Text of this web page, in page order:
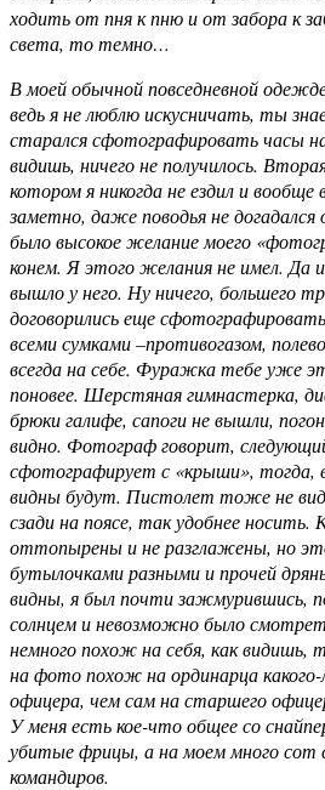
ходить от пня к пню и от забора к
света, то темно…
В моей обычной повседневной
ведь я не люблю искусничать, ты
старался сфотографировать часы
видишь, ничего не получилось.
котором я никогда не ездил и вообще
заметно, даже поводья не
было высокое желание моего
конем. Я этого желания не имел. Да
вышло у него. Ну ничего, большего
договорились еще
всеми сумками –противогазом,
всегда на себе. Фуражка тебе уже
поновее. Шерстяная гимнастерка,
брюки галифе, сапоги не вышли,
видно. Фотограф говорит,
сфотографирует с «крыши», тогда,
видны будут. Пистолет тоже не
сзади на поясе, так удобнее носить.
оттопырены и не разглажены, но
бутылочками разными и прочей
видны, я был почти зажмурившись,
солнцем и невозможно было
немного похож на себя, как видишь,
на фото похож на ординарца какого-
офицера, чем сам на старшего
У меня есть кое-что общее со
убитые фрицы, а на моем много сот
командиров.